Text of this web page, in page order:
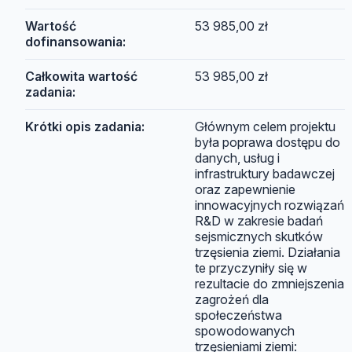
Wartość
dofinansowania:
53 985,00 zł
Całkowita wartość
zadania:
53 985,00 zł
Krótki opis zadania:
Głównym celem projektu
była poprawa dostępu do
danych, usług i
infrastruktury badawczej
oraz zapewnienie
innowacyjnych rozwiązań
R&D w zakresie badań
sejsmicznych skutków
trzęsienia ziemi. Działania
te przyczyniły się w
rezultacie do zmniejszenia
zagrożeń dla
społeczeństwa
spowodowanych
trzęsieniami ziemi: